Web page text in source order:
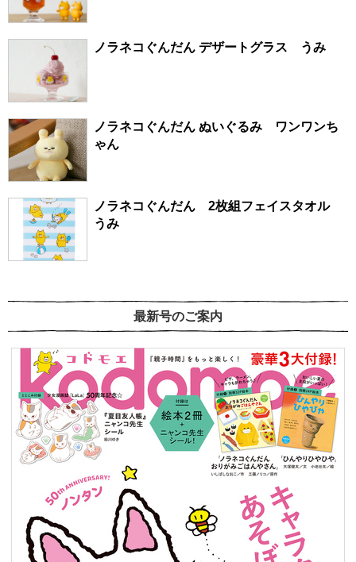
ノラネコぐんだん デザートグラス うみ
ノラネコぐんだん ぬいぐるみ ワンワンち
ゃん
ノラネコぐんだん 2枚組フェイスタオル
うみ
最新号のご案内